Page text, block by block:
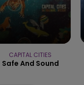
11h00 - 16h00
LE WEEK-END
CAPITAL CITIES
Safe And Sound